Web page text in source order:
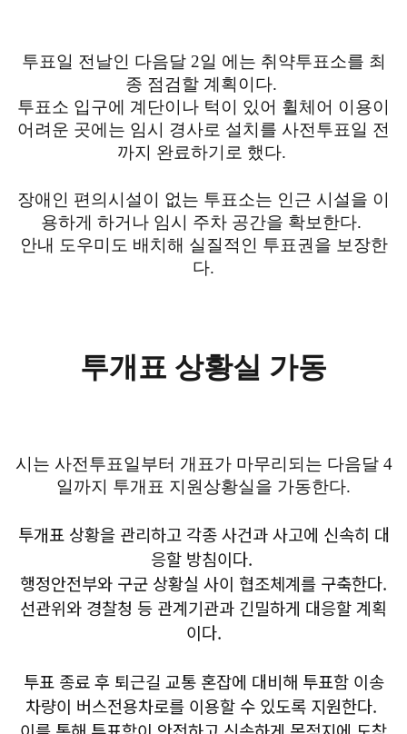
투표일 전날인 다음달 2일 에는 취약투표소를 최
종 점검할 계획이다.
투표소 입구에 계단이나 턱이 있어 휠체어 이용이
어려운 곳에는 임시 경사로 설치를 사전투표일 전
까지 완료하기로 했다.
장애인 편의시설이 없는 투표소는 인근 시설을 이
용하게 하거나 임시 주차 공간을 확보한다.
안내 도우미도 배치해 실질적인 투표권을 보장한
다.
투개표 상황실 가동
시는 사전투표일부터 개표가 마무리되는 다음달 4
일까지 투개표 지원상황실을 가동한다.
투개표 상황을 관리하고 각종 사건과 사고에 신속히 대
응할 방침이다.
행정안전부와 구군 상황실 사이 협조체계를 구축한다.
선관위와 경찰청 등 관계기관과 긴밀하게 대응할 계획
이다.
투표 종료 후 퇴근길 교통 혼잡에 대비해 투표함 이송
차량이 버스전용차로를 이용할 수 있도록 지원한다.